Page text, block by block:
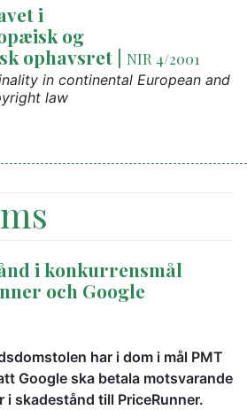
i
og
ophavsret | NIR 4/2001
in continental European and
law
i konkurrensmål
och Google
har i dom i mål PMT
Google ska betala motsvarande
i skadestånd till PriceRunner.